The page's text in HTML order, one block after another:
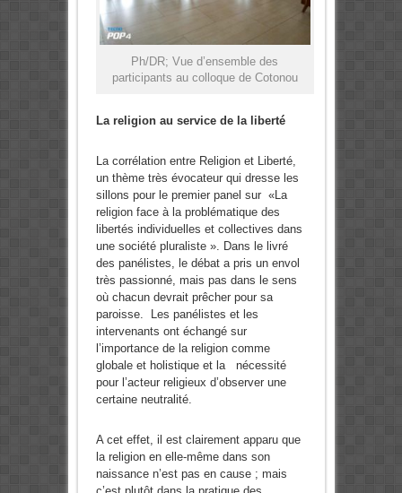
Ph/DR; Vue d’ensemble des
participants au colloque de Cotonou
La religion au service de la liberté
La corrélation entre Religion et Liberté,
un thème très évocateur qui dresse les
sillons pour le premier panel sur «La
religion face à la problématique des
libertés individuelles et collectives dans
une société pluraliste ». Dans le livré
des panélistes, le débat a pris un envol
très passionné, mais pas dans le sens
où chacun devrait prêcher pour sa
paroisse. Les panélistes et les
intervenants ont échangé sur
l’importance de la religion comme
globale et holistique et la nécessité
pour l’acteur religieux d’observer une
certaine neutralité.
A cet effet, il est clairement apparu que
la religion en elle-même dans son
naissance n’est pas en cause ; mais